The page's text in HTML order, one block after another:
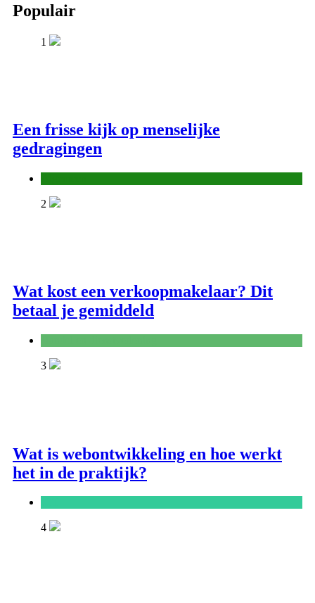
Populair
1
Een frisse kijk op menselijke
gedragingen
2
Wat kost een verkoopmakelaar? Dit
betaal je gemiddeld
3
Wat is webontwikkeling en hoe werkt
het in de praktijk?
4